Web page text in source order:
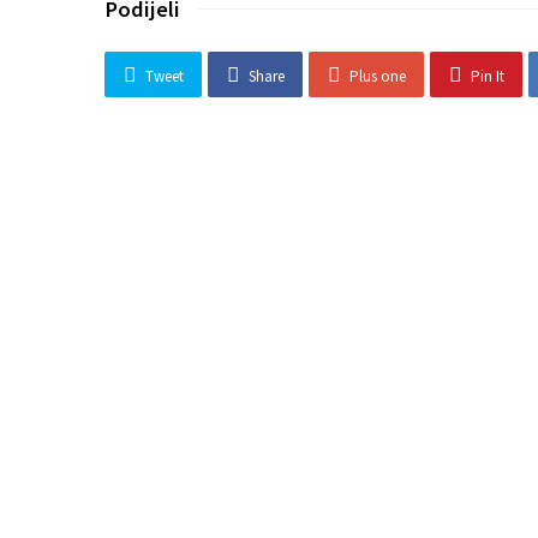
Podijeli
Tweet Share Plus one Pin It